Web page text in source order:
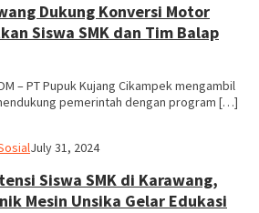
Dukung Konversi Motor
Siswa SMK dan Tim Balap
– PT Pupuk Kujang Cikampek mengambil
pemerintah dengan program […]
admin
July 31, 2024
Siswa SMK di Karawang,
Mesin Unsika Gelar Edukasi